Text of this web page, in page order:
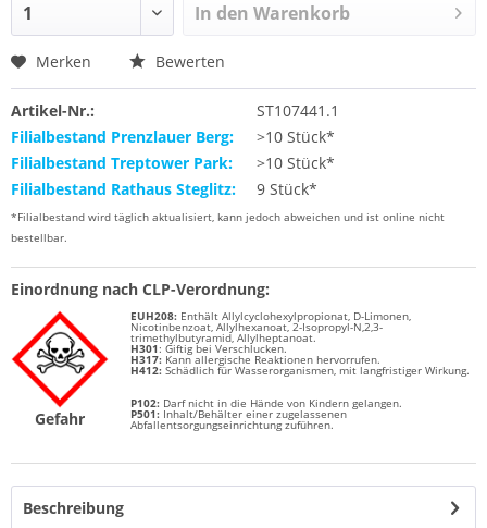
In den Warenkorb
Merken Bewerten
Artikel-Nr.:
ST107441.1
Filialbestand Prenzlauer Berg:
>10 Stück*
Filialbestand Treptower Park:
>10 Stück*
Filialbestand Rathaus Steglitz:
9 Stück*
*Filialbestand wird täglich aktualisiert, kann jedoch abweichen und ist online nicht
bestellbar.
Einordnung nach CLP-Verordnung:
Gefahr
EUH208: Enthält Allylcyclohexylpropionat, D-Limonen,
Nicotinbenzoat, Allylhexanoat, 2-Isopropyl-N,2,3-
trimethylbutyramid, Allylheptanoat.
H301: Giftig bei Verschlucken.
H317: Kann allergische Reaktionen hervorrufen.
H412: Schädlich für Wasserorganismen, mit langfristiger Wirkung.
P102: Darf nicht in die Hände von Kindern gelangen.
P501: Inhalt/Behälter einer zugelassenen
Abfallentsorgungseinrichtung zuführen.
Beschreibung